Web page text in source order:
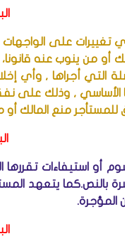
تغييرات على الواجهات
أو من ينوب عنه
التي أجراها , وأي
الأساسي , وذلك على
للمستأجر منع المالك
أو استيفاءات تقررها
بالنص.كما يتعهد
المؤجرة.